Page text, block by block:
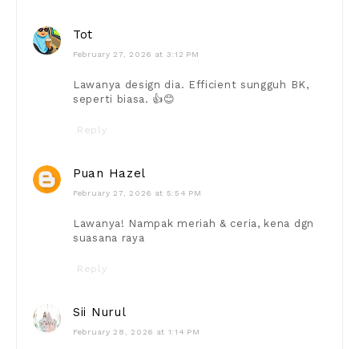
Tot
February 27, 2026 at 3:12 PM
Lawanya design dia. Efficient sungguh BK,
seperti biasa. 👍😊
Reply
Puan Hazel
February 27, 2026 at 5:54 PM
Lawanya! Nampak meriah & ceria, kena dgn
suasana raya
Reply
Sii Nurul
February 28, 2026 at 1:14 PM